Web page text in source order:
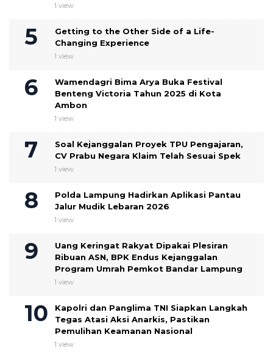
1 view
Getting to the Other Side of a Life-
Changing Experience
1 view
Wamendagri Bima Arya Buka Festival
Benteng Victoria Tahun 2025 di Kota
Ambon
1 view
Soal Kejanggalan Proyek TPU Pengajaran,
CV Prabu Negara Klaim Telah Sesuai Spek ‎
1 view
Polda Lampung Hadirkan Aplikasi Pantau
Jalur Mudik Lebaran 2026
1 view
Uang Keringat Rakyat Dipakai Plesiran
Ribuan ASN, BPK Endus Kejanggalan
Program Umrah Pemkot Bandar Lampung
1 view
Kapolri dan Panglima TNI Siapkan Langkah
Tegas Atasi Aksi Anarkis, Pastikan
Pemulihan Keamanan Nasional
1 view